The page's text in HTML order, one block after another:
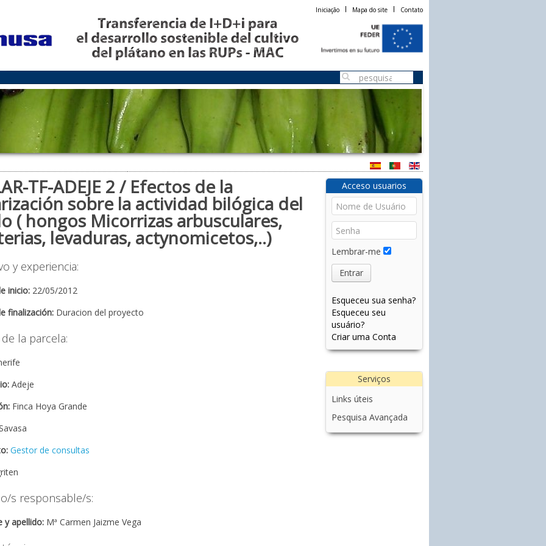
Iniciação Mapa do site Contato
TF-ADEJE 2 / Efectos de la
sobre la actividad bilógica del
( hongos Micorrizas arbusculares,
levaduras, actynomicetos,..)
y experiencia:
inicio: 22/05/2012
finalización: Duracion del proyecto
la parcela:
Adeje
Finca Hoya Grande
Gestor de consultas
s responsable/s:
y apellido: Mª Carmen Jaizme Vega
Acceso usuarios
Lembrar-me
Entrar
Esqueceu sua senha?
Esqueceu seu
usuário?
Criar uma Conta
Serviços
Links úteis
Pesquisa Avançada